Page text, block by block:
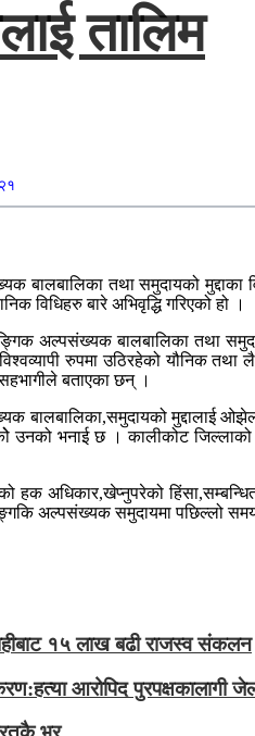
तालिम
बालबालिका तथा समुदायको मुद्दाका
विधिहरु बारे अभिवृद्धि गरिएको हो ।
अल्पसंख्यक बालबालिका तथा
रुपमा उठिरहेको यौनिक
बताएका छन् ।
मुद्दालाई
उनको भनाई छ । कालीकोट
अधिकार,खेप्नुपरेको हिंसा,सम्बन्धित
अल्पसंख्यक समुदायमा पछिल्लो
१५ लाख बढी राजस्व संकलन
आरोपिद पुरपक्षकालागी